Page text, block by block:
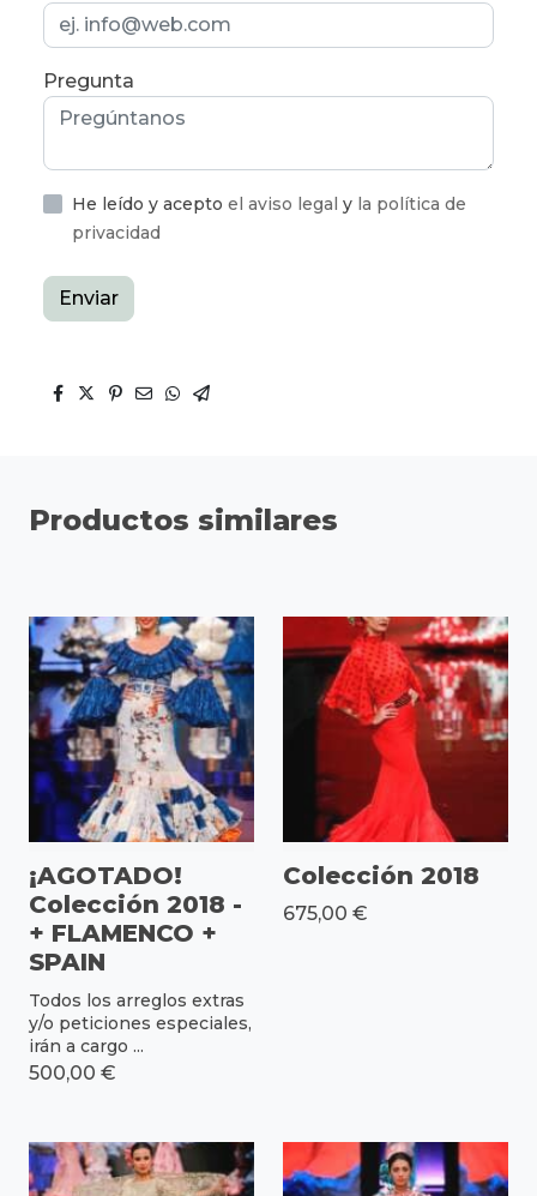
Pregunta
He leído y acepto el aviso legal y la política de
privacidad
Enviar
Productos similares
¡AGOTADO!
Colección 2018 -
+ FLAMENCO +
SPAIN
Todos los arreglos extras
y/o peticiones especiales,
irán a cargo ...
500,00 €
Colección 2018
675,00 €